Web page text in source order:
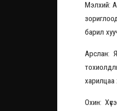
Мэлхий:
барил
Арслан:
харилцаа
Охин: